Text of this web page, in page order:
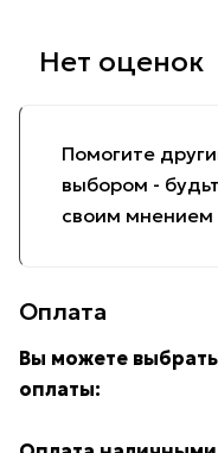
Помогите
выбором -
своим мнением
Нет оценок
Оплата
Вы можете
оплаты: